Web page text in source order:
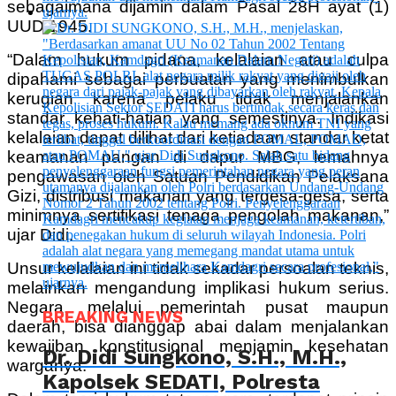
sebagaimana dijamin dalam Pasal 28H ayat (1)
UUD 1945.
“Dalam hukum pidana, kelalaian atau culpa
dipahami sebagai perbuatan yang menimbulkan
kerugian karena pelaku tidak menjalankan
standar kehati-hatian yang semestinya. Indikasi
kelalaian dapat dilihat dari ketiadaan standar ketat
keamanan pangan di dapur MBG, lemahnya
pengawasan oleh Satuan Pendidikan Pelaksana
Gizi, distribusi makanan yang tergesa-gesa, serta
minimnya sertifikasi tenaga pengolah makanan,”
ujar Didi.
Unsur kelalaian ini tidak sekadar persoalan teknis,
melainkan mengandung implikasi hukum serius.
Negara, melalui pemerintah pusat maupun
daerah, bisa dianggap abai dalam menjalankan
kewajiban konstitusional menjamin kesehatan
warganya.
BREAKING NEWS
Dr. Didi Sungkono, S.H., M.H.,
Kapolsek SEDATI, Polresta